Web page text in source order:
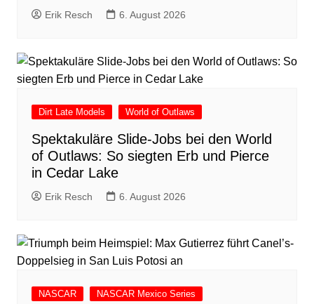
Erik Resch 6. August 2026
Dirt Late Models World of Outlaws
Spektakuläre Slide-Jobs bei den World
of Outlaws: So siegten Erb und Pierce
in Cedar Lake
Erik Resch 6. August 2026
NASCAR NASCAR Mexico Series